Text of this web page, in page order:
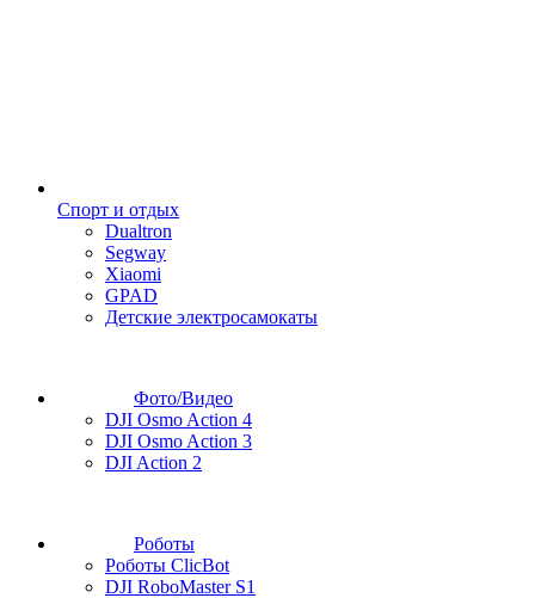
Спорт и отдых
Dualtron
Segway
Xiaomi
GPAD
Детские электросамокаты
Фото/Видео
DJI Osmo Action 4
DJI Osmo Action 3
DJI Action 2
Роботы
Роботы ClicBot
DJI RoboMaster S1